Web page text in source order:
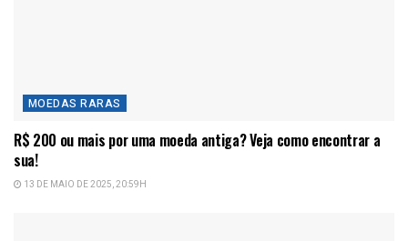
MOEDAS RARAS
R$ 200 ou mais por uma moeda antiga? Veja como encontrar a
sua!
13 DE MAIO DE 2025, 20:59H